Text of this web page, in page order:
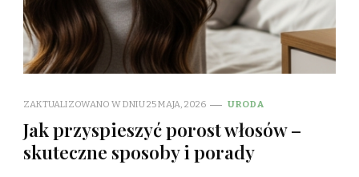
ZAKTUALIZOWANO W DNIU25 MAJA, 2026 URODA
Jak przyspieszyć porost włosów –
skuteczne sposoby i porady